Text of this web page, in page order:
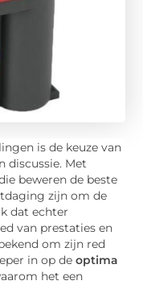
is de keuze van
discussie. Met
beweren de beste
zijn om de
dat echter
van prestaties en
om zijn red
in op deoptima
het een